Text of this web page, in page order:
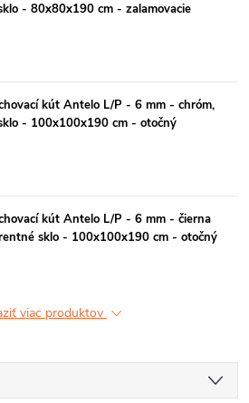
- 80x80x190 cm - zalamovacie
kút Antelo L/P - 6 mm - chróm,
- 100x100x190 cm - otočný
kút Antelo L/P - 6 mm - čierna
sklo - 100x100x190 cm - otočný
viac produktov